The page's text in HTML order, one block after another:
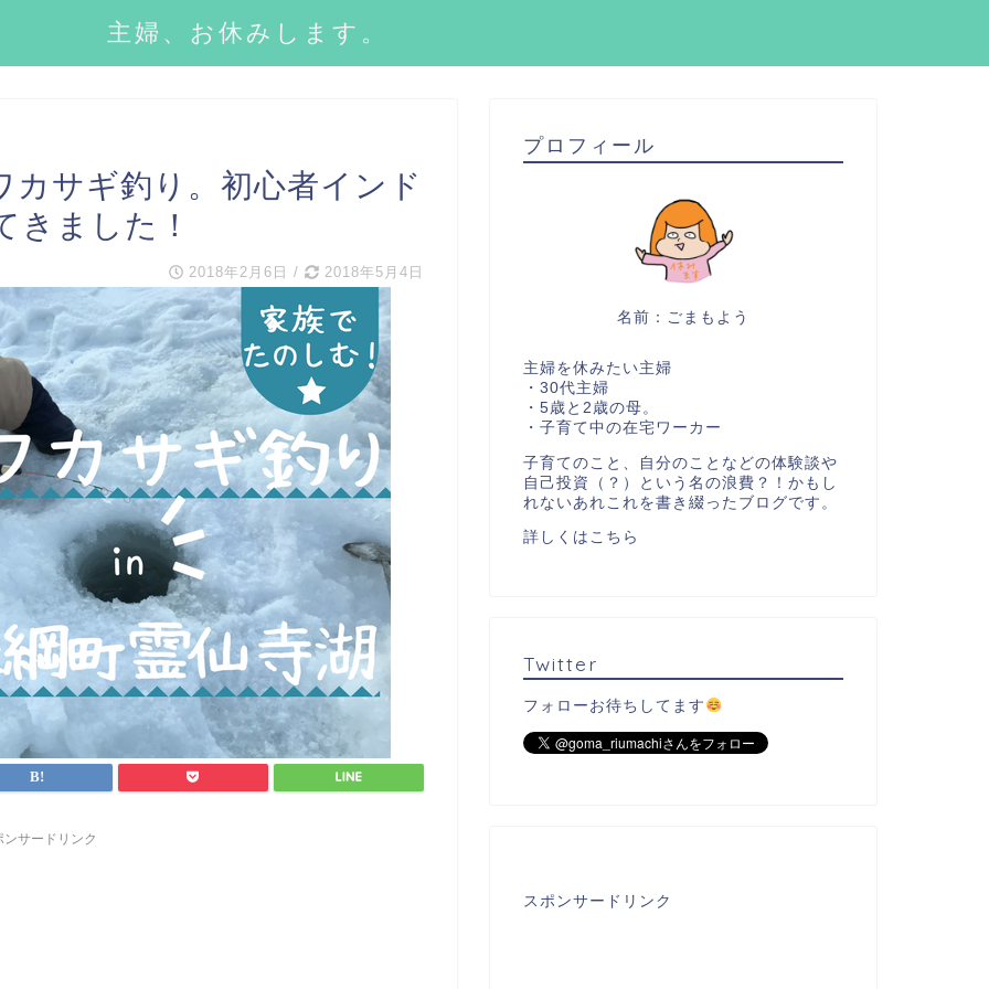
主婦、お休みします。
サギ釣り。初心者インド
きました！
2018年2月6日 / 2018年5月4日
ンサードリンク
プロフィール
名前：ごまもよう
主婦を休みたい主婦
・30代主婦
・5歳と2歳の母。
・子育て中の在宅ワーカー
子育てのこと、自分のことなどの体験談や
自己投資（？）という名の浪費？！かもし
れないあれこれを書き綴ったブログです。
詳しくはこちら
Twitter
フォローお待ちしてます
スポンサードリンク